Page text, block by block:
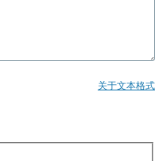
关于文本格式